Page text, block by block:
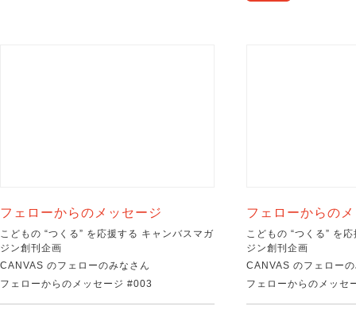
フェローからのメッセージ
こどもの “つくる” を応援する キャンバスマガ
ジン創刊企画
CANVAS のフェローのみなさん
フェローからのメッセージ #003
フェローからの
こどもの “つくる” を
ジン創刊企画
CANVAS のフェロー
フェローからのメッセ